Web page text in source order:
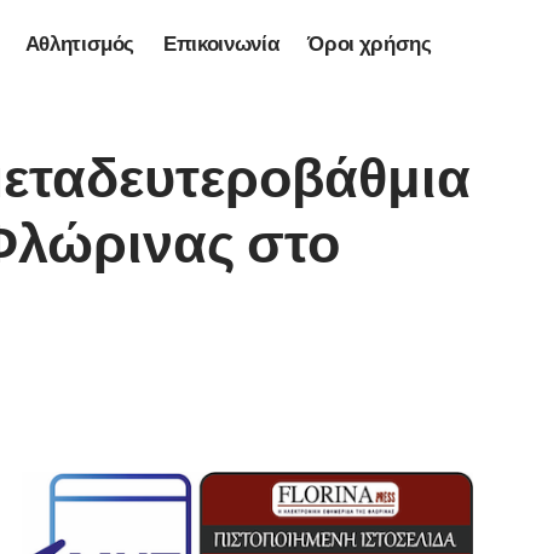
Αθλητισμός Επικοινωνία Όροι χρήσης
στο